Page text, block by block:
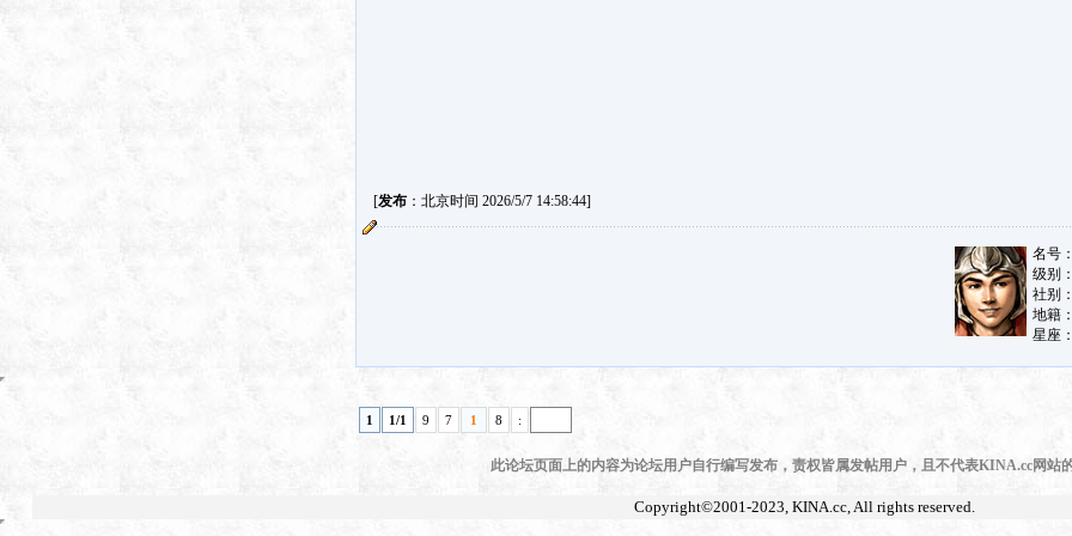
[发布：北京时间 2026/5/7 14:58:44]
1 1/1 9 7 1 8 :
此论坛页面上的内容为论坛用户自行编写发布，责权皆属发帖用户，且不代表KINA.cc网站
Copyright©2001-2023, KINA.cc, All rights reserved.